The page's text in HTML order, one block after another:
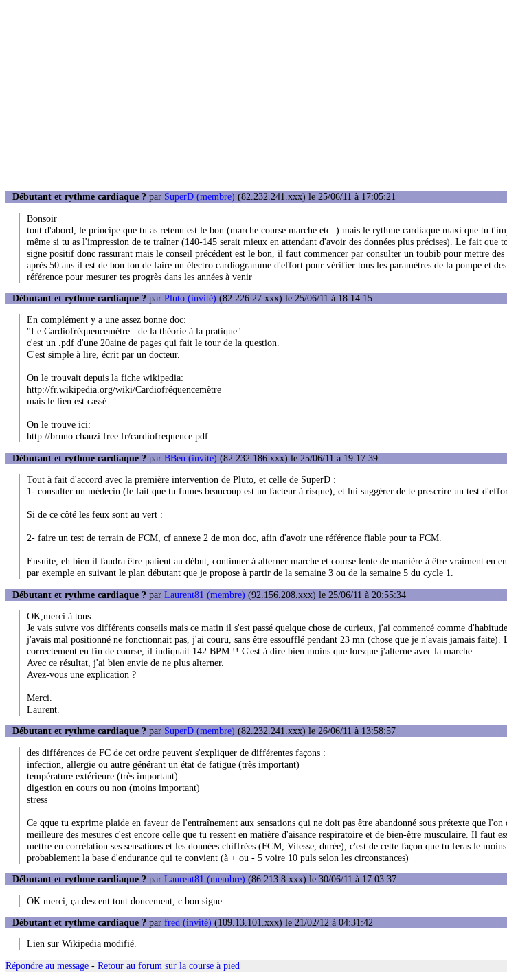
Débutant et rythme cardiaque ? par SuperD (membre) (82.232.241.xxx) le 25/06/11 à 17:05:21
Bonsoir
tout d'abord, le principe que tu as retenu est le bon (marche course marche etc..) mais le rythme cardiaque maxi que tu
même si tu as l'impression de te traîner (140-145 serait mieux en attendant d'avoir des données plus précises). Le fait que
signe positif donc rassurant mais le conseil précédent est le bon, il faut commencer par consulter un toubib pour mettre des
après 50 ans il est de bon ton de faire un électro cardiogramme d'effort pour vérifier tous les paramètres de la pompe et
référence pour mesurer tes progrès dans les années à venir
Débutant et rythme cardiaque ? par Pluto (invité) (82.226.27.xxx) le 25/06/11 à 18:14:15
En complément y a une assez bonne doc:
"Le Cardiofréquencemètre : de la théorie à la pratique"
c'est un .pdf d'une 20aine de pages qui fait le tour de la question.
C'est simple à lire, écrit par un docteur.
On le trouvait depuis la fiche wikipedia:
http://fr.wikipedia.org/wiki/Cardiofréquencemètre
mais le lien est cassé.
On le trouve ici:
http://bruno.chauzi.free.fr/cardiofrequence.pdf
Débutant et rythme cardiaque ? par BBen (invité) (82.232.186.xxx) le 25/06/11 à 19:17:39
Tout à fait d'accord avec la première intervention de Pluto, et celle de SuperD :
1- consulter un médecin (le fait que tu fumes beaucoup est un facteur à risque), et lui suggérer de te prescrire un test
Si de ce côté les feux sont au vert :
2- faire un test de terrain de FCM, cf annexe 2 de mon doc, afin d'avoir une référence fiable pour ta FCM.
Ensuite, eh bien il faudra être patient au début, continuer à alterner marche et course lente de manière à être vraiment en
par exemple en suivant le plan débutant que je propose à partir de la semaine 3 ou de la semaine 5 du cycle 1.
Débutant et rythme cardiaque ? par Laurent81 (membre) (92.156.208.xxx) le 25/06/11 à 20:55:34
OK,merci à tous.
Je vais suivre vos différents conseils mais ce matin il s'est passé quelque chose de curieux, j'ai commencé comme
j'avais mal positionné ne fonctionnait pas, j'ai couru, sans être essoufflé pendant 23 mn (chose que je n'avais jamais
correctement en fin de course, il indiquait 142 BPM !! C'est à dire bien moins que lorsque j'alterne avec la marche.
Avec ce résultat, j'ai bien envie de ne plus alterner.
Avez-vous une explication ?
Merci.
Laurent.
Débutant et rythme cardiaque ? par SuperD (membre) (82.232.241.xxx) le 26/06/11 à 13:58:57
des différences de FC de cet ordre peuvent s'expliquer de différentes façons :
infection, allergie ou autre générant un état de fatigue (très important)
température extérieure (très important)
digestion en cours ou non (moins important)
stress
Ce qque tu exprime plaide en faveur de l'entraînement aux sensations qui ne doit pas être abandonné sous prétexte que
meilleure des mesures c'est encore celle que tu ressent en matière d'aisance respiratoire et de bien-être musculaire. Il faut
mettre en corrélation ses sensations et les données chiffrées (FCM, Vitesse, durée), c'est de cette façon que tu feras le
probablement la base d'endurance qui te convient (à + ou - 5 voire 10 puls selon les circonstances)
Débutant et rythme cardiaque ? par Laurent81 (membre) (86.213.8.xxx) le 30/06/11 à 17:03:37
OK merci, ça descent tout doucement, c bon signe...
Débutant et rythme cardiaque ? par fred (invité) (109.13.101.xxx) le 21/02/12 à 04:31:42
Lien sur Wikipedia modifié.
Répondre au message - Retour au forum sur la course à pied